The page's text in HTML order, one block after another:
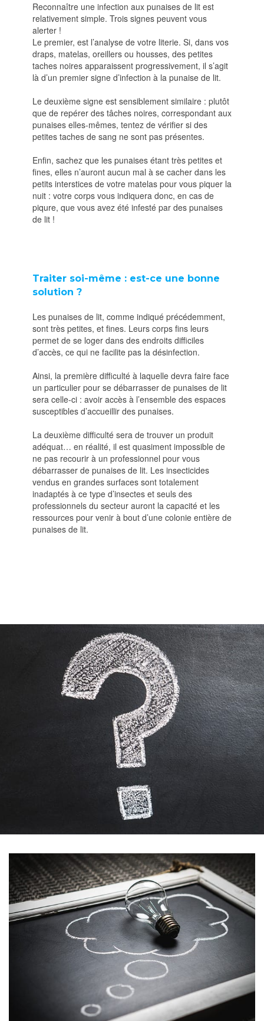
Reconnaître une infection aux punaises de lit est
relativement simple. Trois signes peuvent vous
alerter !
Le premier, est l’analyse de votre literie. Si, dans vos
draps, matelas, oreillers ou housses, des petites
taches noires apparaissent progressivement, il s’agit
là d’un premier signe d’infection à la punaise de lit.
Le deuxième signe est sensiblement similaire : plutôt
que de repérer des tâches noires, correspondant aux
punaises elles-mêmes, tentez de vérifier si des
petites taches de sang ne sont pas présentes.
Enfin, sachez que les punaises étant très petites et
fines, elles n’auront aucun mal à se cacher dans les
petits interstices de votre matelas pour vous piquer la
nuit : votre corps vous indiquera donc, en cas de
piqure, que vous avez été infesté par des punaises
de lit !
Traiter soi-même : est-ce une bonne
solution ?
Les punaises de lit, comme indiqué précédemment,
sont très petites, et fines. Leurs corps fins leurs
permet de se loger dans des endroits difficiles
d’accès, ce qui ne facilite pas la désinfection.
Ainsi, la première difficulté à laquelle devra faire face
un particulier pour se débarrasser de punaises de lit
sera celle-ci : avoir accès à l’ensemble des espaces
susceptibles d’accueillir des punaises.
La deuxième difficulté sera de trouver un produit
adéquat… en réalité, il est quasiment impossible de
ne pas recourir à un professionnel pour vous
débarrasser de punaises de lit. Les insecticides
vendus en grandes surfaces sont totalement
inadaptés à ce type d’insectes et seuls des
professionnels du secteur auront la capacité et les
ressources pour venir à bout d’une colonie entière de
punaises de lit.